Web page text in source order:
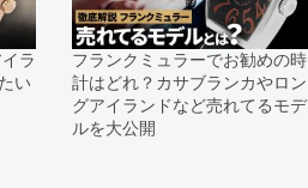
ラ
い
フランクミュラーでお勧めの時
計はどれ？カサブランカやロン
グアイランドなど売れてるモデ
ルを大公開